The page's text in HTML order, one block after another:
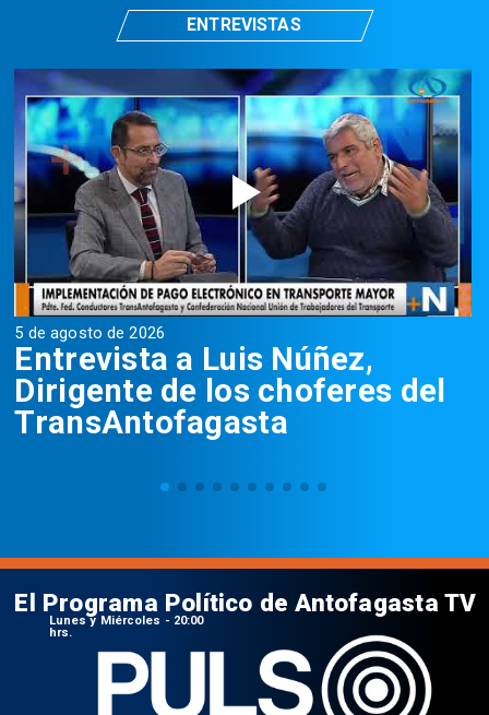
5 de agosto de 2026
Entrevista a Luis Núñez,
Dirigente de los choferes del
TransAntofagasta
ENTREVISTAS
El Programa Político de Antofagasta TV
Lunes y Miércoles - 20:00
hrs.